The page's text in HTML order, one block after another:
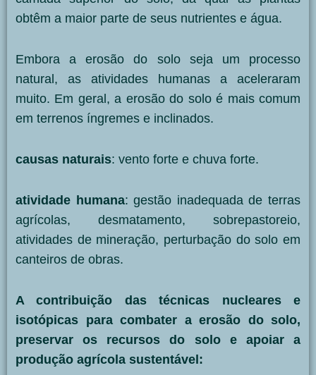
obtêm a maior parte de seus nutrientes e água.
Embora a erosão do solo seja um processo
natural, as atividades humanas a aceleraram
muito. Em geral, a erosão do solo é mais comum
em terrenos íngremes e inclinados.
causas naturais: vento forte e chuva forte.
atividade humana: gestão inadequada de terras
agrícolas, desmatamento, sobrepastoreio,
atividades de mineração, perturbação do solo em
canteiros de obras.
A contribuição das técnicas nucleares e
isotópicas para combater a erosão do solo,
preservar os recursos do solo e apoiar a
produção agrícola sustentável: